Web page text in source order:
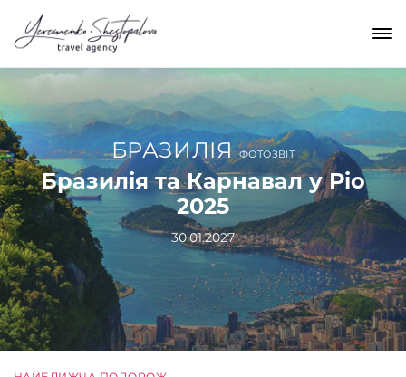
БРАЗИЛІЯФОТОЗВІТ
Бразилія та Карнавал у Ріо
2025
30.01.2027